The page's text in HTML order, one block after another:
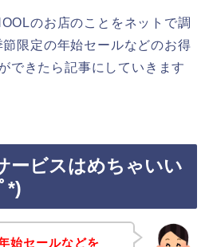
のお店のことをネットで調
限定の年始セールなどのお得
できたら記事にしていきます
ービスはめちゃいい
*)
始セールなどを